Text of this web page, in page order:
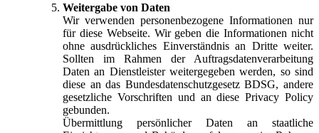
Weitergabe von Daten
Wir verwenden personenbezogene Informationen nur
für diese Webseite. Wir geben die Informationen nicht
ohne ausdrückliches Einverständnis an Dritte weiter.
Sollten im Rahmen der Auftragsdatenverarbeitung
Daten an Dienstleister weitergegeben werden, so sind
diese an das Bundesdatenschutzgesetz BDSG, andere
gesetzliche Vorschriften und an diese Privacy Policy
gebunden.
Übermittlung persönlicher Daten an staatliche